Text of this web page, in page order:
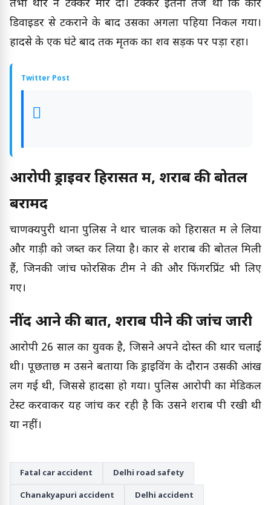
तभी थार ने टक्कर मार दी। टक्कर इतनी तेज थी कि कार
डिवाइडर से टकराने के बाद उसका अगला पहिया निकल गया।
हादसे के एक घंटे बाद तक मृतक का शव सड़क पर पड़ा रहा।
Twitter Post
आरोपी ड्राइवर हिरासत में, शराब की बोतलें
बरामद
चाणक्यपुरी थाना पुलिस ने थार चालक को हिरासत में ले लिया
और गाड़ी को जब्त कर लिया है। कार से शराब की बोतलें मिली
हैं, जिनकी जांच फोरेंसिक टीम ने की और फिंगरप्रिंट भी लिए
गए।
नींद आने की बात, शराब पीने की जांच जारी
आरोपी 26 साल का युवक है, जिसने अपने दोस्त की थार चलाई
थी। पूछताछ में उसने बताया कि ड्राइविंग के दौरान उसकी आंख
लग गई थी, जिससे हादसा हो गया। पुलिस आरोपी का मेडिकल
टेस्ट करवाकर यह जांच कर रही है कि उसने शराब पी रखी थी
या नहीं।
Fatal car accident Delhi road safety
Chanakyapuri accident Delhi accident